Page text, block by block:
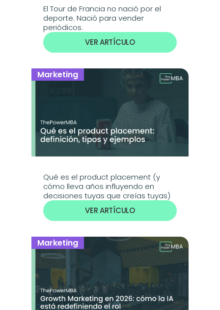
El Tour de Francia no nació por el
deporte. Nació para vender
periódicos.
VER ARTÍCULO
Marketing
Qué es el product placement (y
cómo lleva años influyendo en
decisiones tuyas que creías tuyas)
VER ARTÍCULO
Marketing